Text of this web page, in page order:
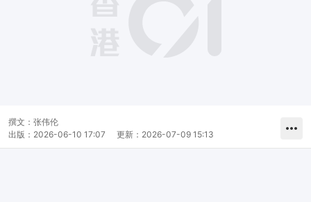
撰文： 张伟伦
出版： 2026-06-10 17:07 更新： 2026-07-09 15:13